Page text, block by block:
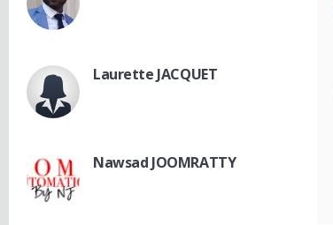
Laurette JACQUET
Nawsad JOOMRATTY